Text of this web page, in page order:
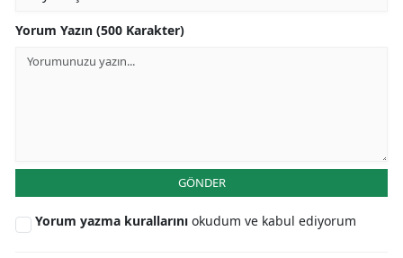
Yorum Yazın (500 Karakter)
GÖNDER
Yorum yazma kurallarını okudum ve kabul ediyorum